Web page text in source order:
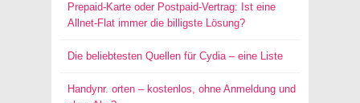
Prepaid-Karte oder Postpaid-Vertrag: Ist eine
Allnet-Flat immer die billigste Lösung?
Die beliebtesten Quellen für Cydia – eine Liste
Handynr. orten – kostenlos, ohne Anmeldung und